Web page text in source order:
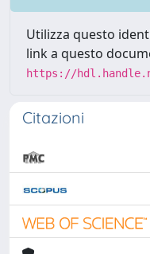
Utilizza questo
link a questo
https://
Citazioni